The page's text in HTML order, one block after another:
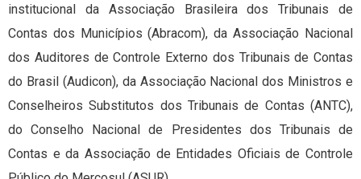
institucional da Associação Brasileira dos Tribunais de
Contas dos Municípios (Abracom), da Associação Nacional
dos Auditores de Controle Externo dos Tribunais de Contas
do Brasil (Audicon), da Associação Nacional dos Ministros e
Conselheiros Substitutos dos Tribunais de Contas (ANTC),
do Conselho Nacional de Presidentes dos Tribunais de
Contas e da Associação de Entidades Oficiais de Controle